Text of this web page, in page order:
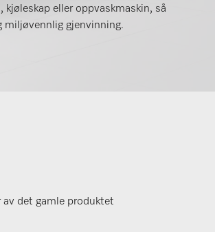
kjøleskap eller oppvaskmaskin, så
miljøvennlig gjenvinning.
av det gamle produktet